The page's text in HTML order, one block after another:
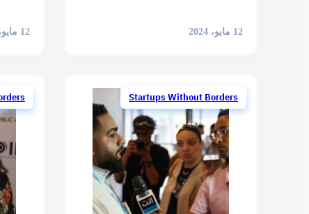
12 مايو، 2024 12 مايو، 2024
Startups Without Borders